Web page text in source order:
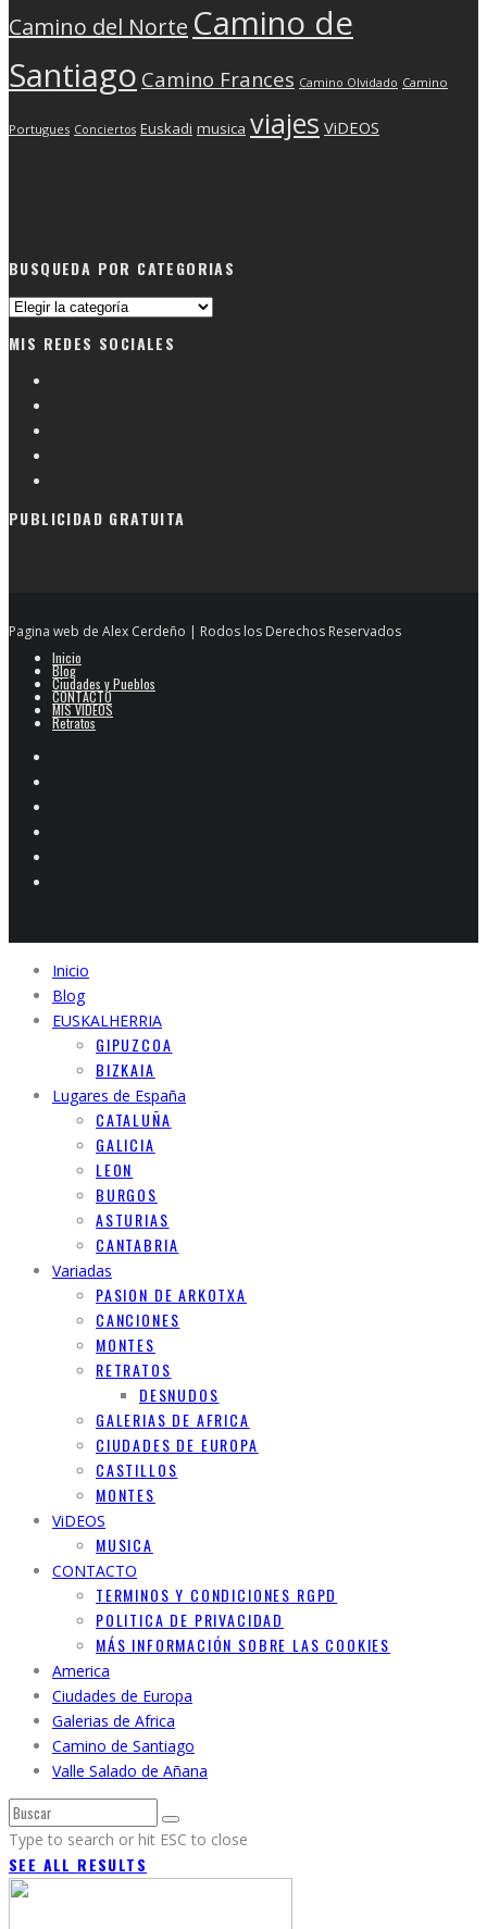
Camino del Norte Camino de
Santiago Camino Frances Camino Olvidado Camino
Portugues Conciertos Euskadi musica viajes ViDEOS
BUSQUEDA POR CATEGORIAS
Busqueda
categorias
MIS REDES SOCIALES
PUBLICIDAD GRATUITA
Pagina web de Alex Cerdeño | Rodos los Derechos Reservados
Inicio
Blog
Ciudades y Pueblos
CONTACTO
MIS VIDEOS
Retratos
Inicio
Blog
EUSKALHERRIA
GIPUZCOA
BIZKAIA
Lugares de España
CATALUÑA
GALICIA
LEON
BURGOS
ASTURIAS
CANTABRIA
Variadas
PASION DE ARKOTXA
CANCIONES
MONTES
RETRATOS
DESNUDOS
GALERIAS DE AFRICA
CIUDADES DE EUROPA
CASTILLOS
MONTES
ViDEOS
MUSICA
CONTACTO
TERMINOS Y CONDICIONES RGPD
POLITICA DE PRIVACIDAD
MÁS INFORMACIÓN SOBRE LAS COOKIES
America
Ciudades de Europa
Galerias de Africa
Camino de Santiago
Valle Salado de Añana
Type to search or hit ESC to close
SEE ALL RESULTS